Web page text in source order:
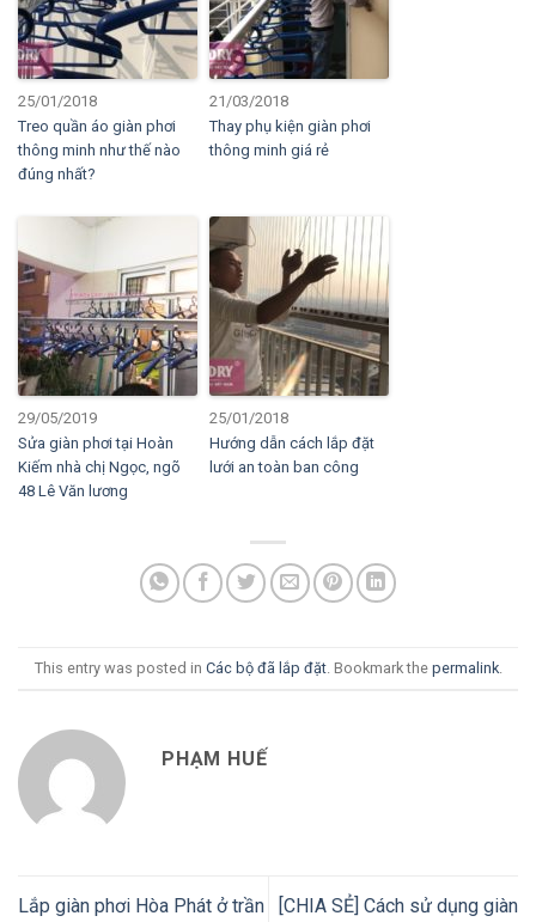
25/01/2018
Treo quần áo giàn phơi
thông minh như thế nào
đúng nhất?
21/03/2018
Thay phụ kiện giàn phơi
thông minh giá rẻ
29/05/2019
Sửa giàn phơi tại Hoàn
Kiếm nhà chị Ngọc, ngõ
48 Lê Văn lương
25/01/2018
Hướng dẫn cách lắp đặt
lưới an toàn ban công
This entry was posted in Các bộ đã lắp đặt. Bookmark the permalink.
PHẠM HUẾ
Lắp giàn phơi Hòa Phát ở trần
[CHIA SẺ] Cách sử dụng giàn